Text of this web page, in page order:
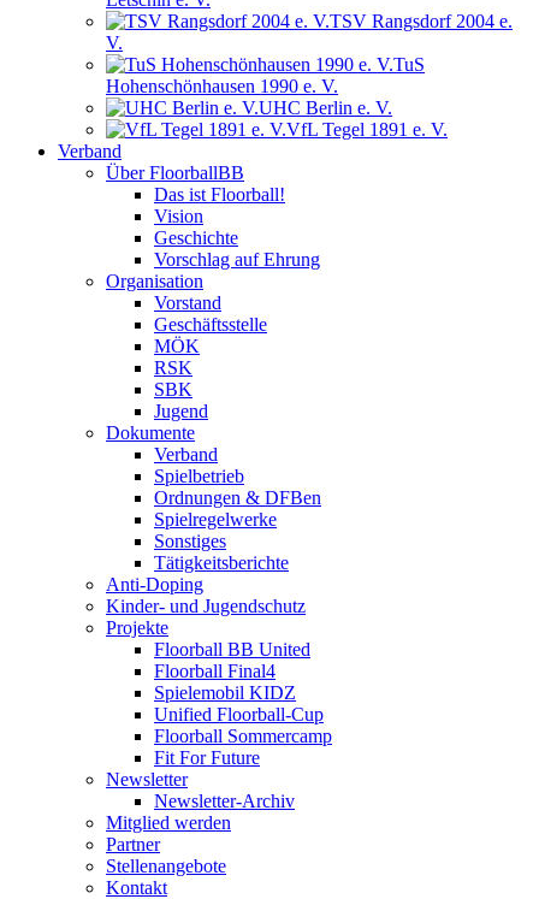
TSV Rangsdorf 2004 e.
V.
TuS
Hohenschönhausen 1990 e. V.
UHC Berlin e. V.
VfL Tegel 1891 e. V.
Verband
Über FloorballBB
Das ist Floorball!
Vision
Geschichte
Vorschlag auf Ehrung
Organisation
Vorstand
Geschäftsstelle
MÖK
RSK
SBK
Jugend
Dokumente
Verband
Spielbetrieb
Ordnungen & DFBen
Spielregelwerke
Sonstiges
Tätigkeitsberichte
Anti-Doping
Kinder- und Jugendschutz
Projekte
Floorball BB United
Floorball Final4
Spielemobil KIDZ
Unified Floorball-Cup
Floorball Sommercamp
Fit For Future
Newsletter
Newsletter-Archiv
Mitglied werden
Partner
Stellenangebote
Kontakt